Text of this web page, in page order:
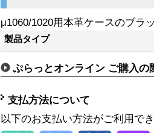
μ1060/1020用本革ケースのブラ
製品タイプ
ぷらっとオンライン ご購入の
支払方法について
以下のお支払い方法がご利用で